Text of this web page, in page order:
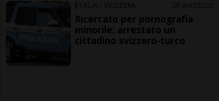
ITALIA / SVIZZERA 6 ore 3 22
Ricercato per pornografia
minorile: arrestato un
cittadino svizzero-turco